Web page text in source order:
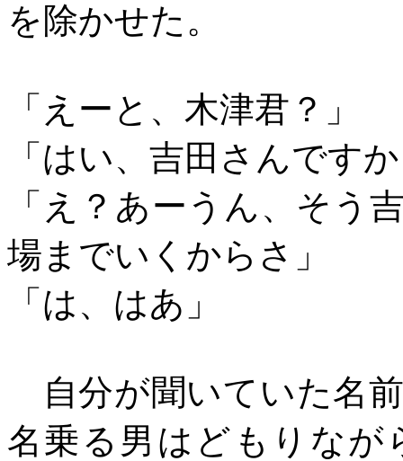
を除かせた。
「えーと、木津君？」
「はい、吉田さんです
「え？あーうん、そう
場までいくからさ」
「は、はあ」
自分が聞いていた名
名乗る男はどもりなが